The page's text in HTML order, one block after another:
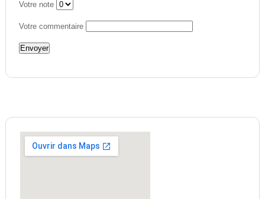
Votre note
Votre commentaire